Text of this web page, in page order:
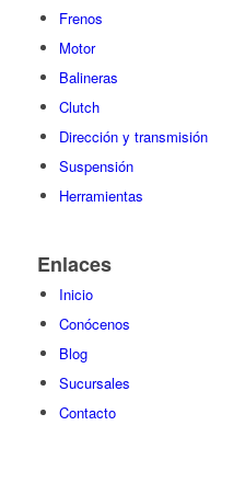
Frenos
Motor
Balineras
Clutch
Dirección y transmisión
Suspensión
Herramientas
Enlaces
Inicio
Conócenos
Blog
Sucursales
Contacto